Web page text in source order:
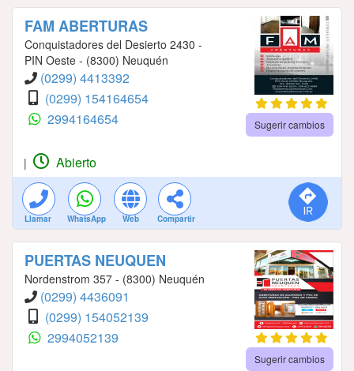
FAM ABERTURAS
Conquistadores del Desierto 2430 -
PIN Oeste - (8300) Neuquén
(0299) 4413392
(0299) 154164654
2994164654
Sugerir cambios
| Abierto
Llamar WhatsApp Web Compartir
PUERTAS NEUQUEN
Nordenstrom 357 - (8300) Neuquén
(0299) 4436091
(0299) 154052139
2994052139
Sugerir cambios